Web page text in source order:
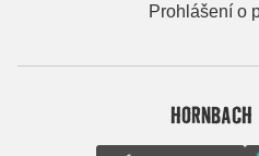
Prohlášení o